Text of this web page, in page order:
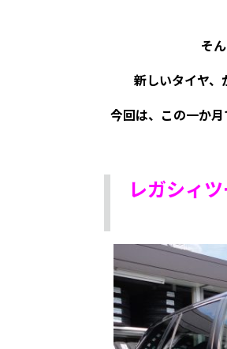
そ
新しいタイヤ
今回は、この一か
レガシィ